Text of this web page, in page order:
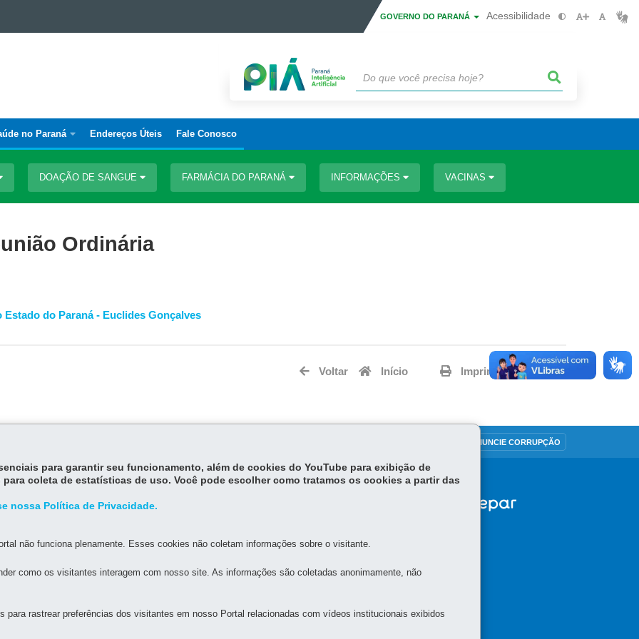
GOVERNO DO PARANÁ Acessibilidade
no Paraná Endereços Úteis Fale Conosco
DOAÇÃO DE SANGUE FARMÁCIA DO PARANÁ INFORMAÇÕES VACINAS
Ordinária
do Paraná - Euclides Gonçalves
Voltar Início Imprimir Baixar
DENUNCIE CORRUPÇÃO
DE SAÚDE DO PARANÁ
para garantir seu funcionamento, além de cookies do YouTube para exibição de
coleta de estatísticas de uso. Você pode escolher como tratamos os cookies a partir das
nossa Política de Privacidade.
não funciona plenamente. Esses cookies não coletam informações sobre o visitante.
como os visitantes interagem com nosso site. As informações são coletadas anonimamente, não
para rastrear preferências dos visitantes em nosso Portal relacionadas com vídeos institucionais exibidos